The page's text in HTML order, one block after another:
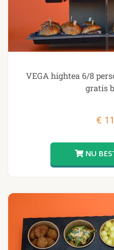
VEGA hightea 6/8
gratis
€